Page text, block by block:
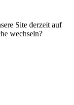
Site derzeit auf
wechseln?